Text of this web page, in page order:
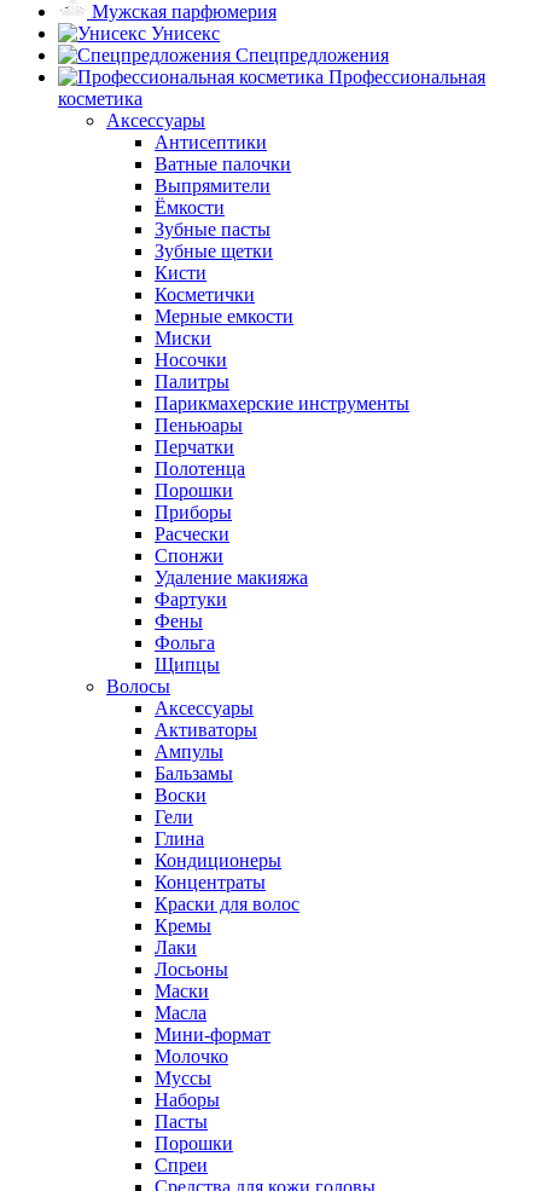
Мужская парфюмерия
Унисекс
Спецпредложения
Профессиональная
косметика
Аксессуары
Антисептики
Ватные палочки
Выпрямители
Ёмкости
Зубные пасты
Зубные щетки
Кисти
Косметички
Мерные емкости
Миски
Носочки
Палитры
Парикмахерские инструменты
Пеньюары
Перчатки
Полотенца
Порошки
Приборы
Расчески
Спонжи
Удаление макияжа
Фартуки
Фены
Фольга
Щипцы
Волосы
Аксессуары
Активаторы
Ампулы
Бальзамы
Воски
Гели
Глина
Кондиционеры
Концентраты
Краски для волос
Кремы
Лаки
Лосьоны
Маски
Масла
Мини-формат
Молочко
Муссы
Наборы
Пасты
Порошки
Спреи
Средства для кожи головы